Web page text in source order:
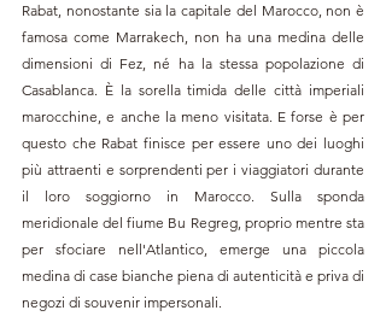
Rabat, nonostante sia la capitale del Marocco, non è
famosa come Marrakech, non ha una medina delle
dimensioni di Fez, né ha la stessa popolazione di
Casablanca. È la sorella timida delle città imperiali
marocchine, e anche la meno visitata. E forse è per
questo che Rabat finisce per essere uno dei luoghi
più attraenti e sorprendenti per i viaggiatori durante
il loro soggiorno in Marocco. Sulla sponda
meridionale del fiume Bu Regreg, proprio mentre sta
per sfociare nell'Atlantico, emerge una piccola
medina di case bianche piena di autenticità e priva di
negozi di souvenir impersonali.